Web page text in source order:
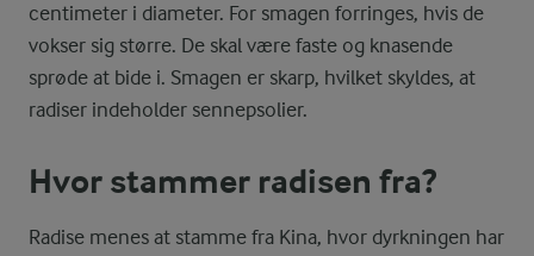
centimeter i diameter. For smagen forringes, hvis de
vokser sig større. De skal være faste og knasende
sprøde at bide i. Smagen er skarp, hvilket skyldes, at
radiser indeholder sennepsolier.
Hvor stammer radisen fra?
Radise menes at stamme fra Kina, hvor dyrkningen har